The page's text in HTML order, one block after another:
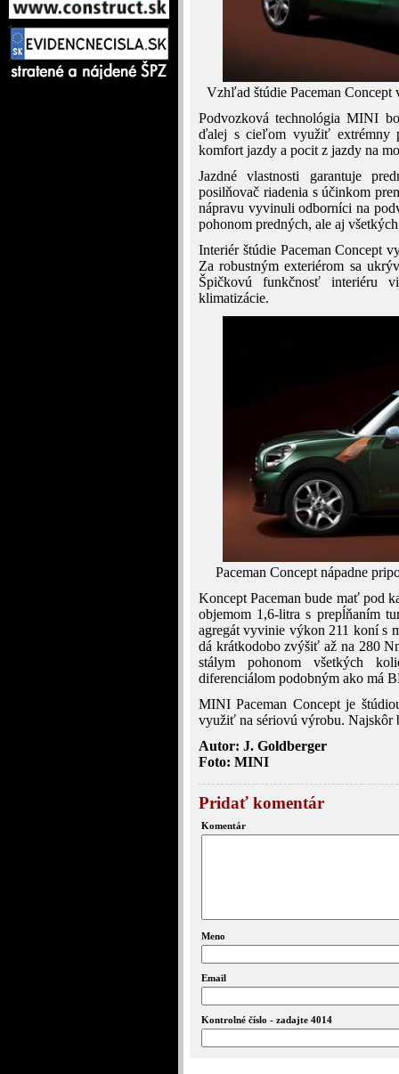
Vzhľad štúdie Paceman
Podvozková technológia MINI
ďalej s cieľom využiť extrémny
komfort jazdy a pocit z jazdy na
Jazdné vlastnosti garantuje
posilňovač riadenia s účinkom
nápravu vyvinuli odborníci na
pohonom predných, ale aj
Interiér štúdie Paceman Concept
Za robustným exteriérom sa
Špičkovú funkčnosť interiéru
klimatizácie.
Paceman Concept nápadne
Koncept Paceman bude mať pod
objemom 1,6-litra s prepĺňaním
agregát vyvinie výkon 211 koní s
dá krátkodobo zvýšiť až na 280
stálym pohonom všetkých
diferenciálom podobným ako má
MINI Paceman Concept je
využiť na sériovú výrobu. Najskôr
Autor: J. Goldberger
Foto: MINI
Pridať komentár
Komentár
Meno
Email
Kontrolné číslo - zadajte 4014